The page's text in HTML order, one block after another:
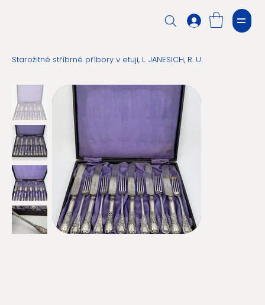
Starožitné stříbrné příbory v etuji, L. JANESICH, R. U.